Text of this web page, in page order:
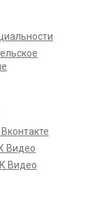
Видео
Видео